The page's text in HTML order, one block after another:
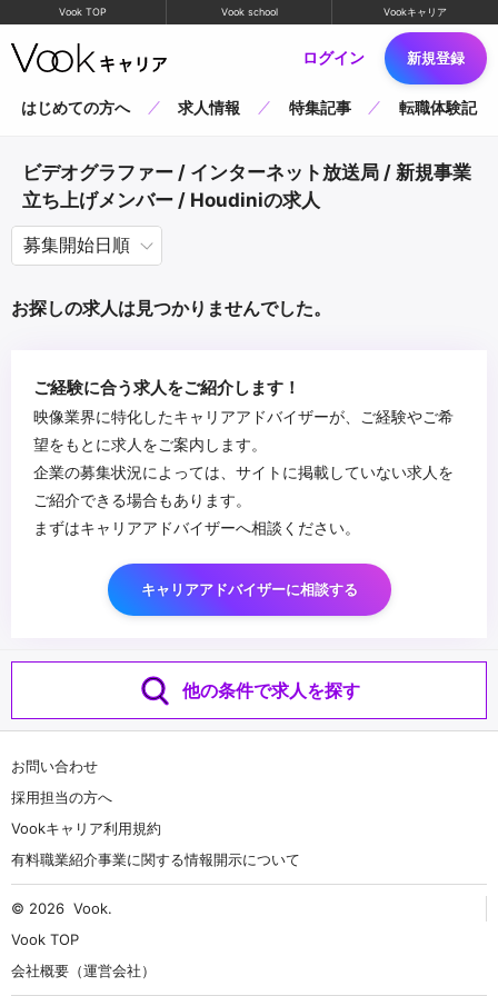
Vook TOP Vook school Vookキャリア
ログイン 新規登録
はじめての方へ 求人情報 特集記事 転職体験記
ビデオグラファー / インターネット放送局 / 新規事業
立ち上げメンバー / Houdiniの求人
お探しの求人は見つかりませんでした。
ご経験に合う求人をご紹介します！
映像業界に特化したキャリアアドバイザーが、ご経験やご希
望をもとに求人をご案内します。
企業の募集状況によっては、サイトに掲載していない求人を
ご紹介できる場合もあります。
まずはキャリアアドバイザーへ相談ください。
キャリアアドバイザーに相談する
他の条件で求人を探す
お問い合わせ
採用担当の方へ
Vookキャリア利用規約
有料職業紹介事業に関する情報開示について
© 2026 Vook.
Vook TOP
会社概要（運営会社）